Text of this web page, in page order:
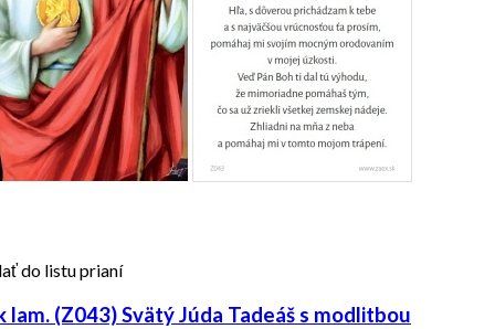
do listu prianí
lam. (Z043) Svätý Júda Tadeáš s modlitbou